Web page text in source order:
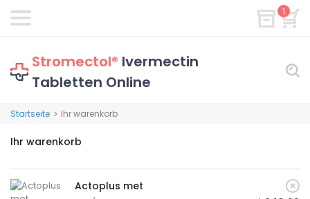
1
Stromectol® Ivermectin
Tabletten Online
Startseite > Ihr warenkorb
Ihr warenkorb
Actoplus met